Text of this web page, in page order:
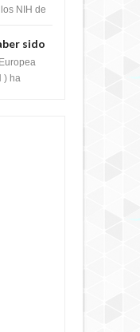
laNIH de
sido
una
) ha